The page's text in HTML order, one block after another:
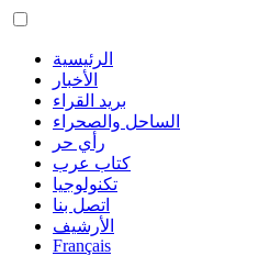
الرئيسية
الأخبار
بريد القراء
الساحل والصحراء
رأي حر
كتاب عرب
تكنولوجيا
اتصل بنا
الأرشيف
Français